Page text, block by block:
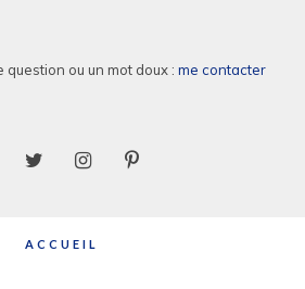
question ou un mot doux : me contacter
ACCUEIL